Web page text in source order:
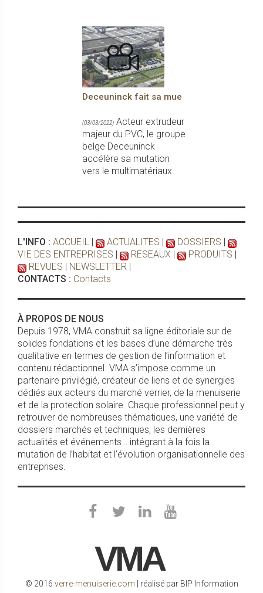
Deceuninck fait sa mue
(03/03/2022) Acteur extrudeur
majeur du PVC, le groupe
belge Deceuninck
accélère sa mutation
vers le multimatériaux.
L'INFO : ACCUEIL | ACTUALITES | DOSSIERS |
VIE DES ENTREPRISES | RESEAUX | PRODUITS |
REVUES | NEWSLETTER |
CONTACTS : Contacts
À PROPOS DE NOUS
Depuis 1978, VMA construit sa ligne éditoriale sur de
solides fondations et les bases d’une démarche très
qualitative en termes de gestion de l’information et
contenu rédactionnel. VMA s’impose comme un
partenaire privilégié, créateur de liens et de synergies
dédiés aux acteurs du marché verrier, de la menuiserie
et de la protection solaire. Chaque professionnel peut y
retrouver de nombreuses thématiques, une variété de
dossiers marchés et techniques, les dernières
actualités et événements… intégrant à la fois la
mutation de l’habitat et l’évolution organisationnelle des
entreprises.
VMA
© 2016 verre-menuiserie.com | réalisé par BIP Information